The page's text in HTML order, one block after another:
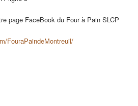
page FaceBook du Four à Pain SLCP
FouraPaindeMontreuil/